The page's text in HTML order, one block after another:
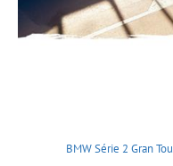
BMW Série 2 Gran